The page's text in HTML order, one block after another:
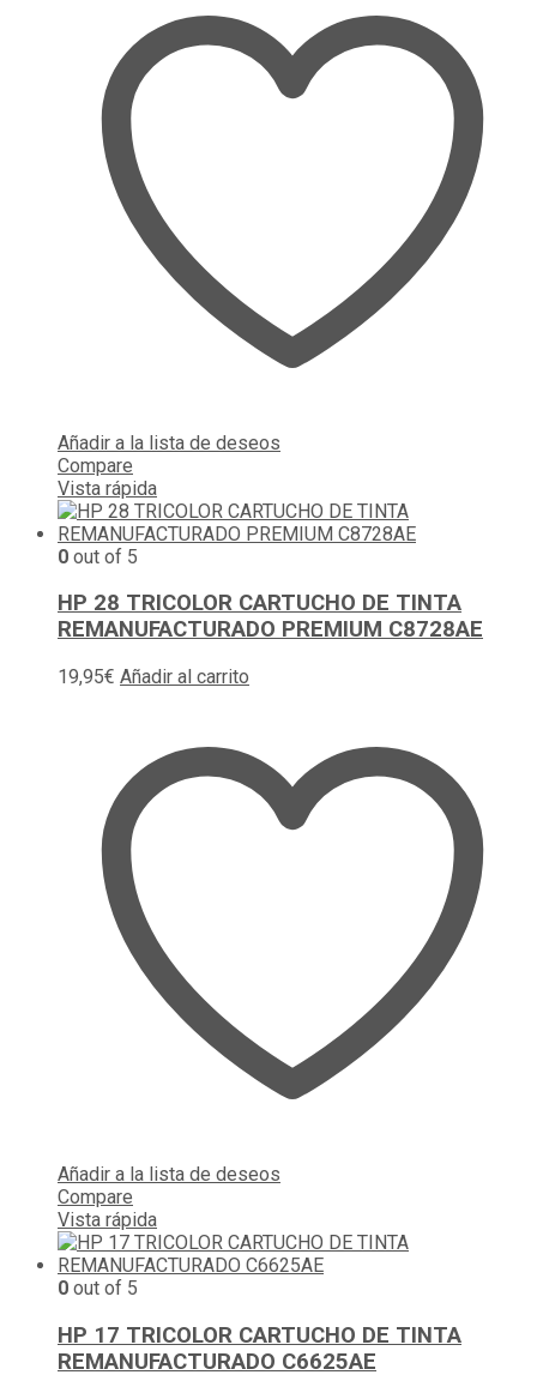
Añadir a la lista de deseos
Compare
Vista rápida
0 out of 5
HP 28 TRICOLOR CARTUCHO DE TINTA
REMANUFACTURADO PREMIUM C8728AE
19,95€ Añadir al carrito
Añadir a la lista de deseos
Compare
Vista rápida
0 out of 5
HP 17 TRICOLOR CARTUCHO DE TINTA
REMANUFACTURADO C6625AE